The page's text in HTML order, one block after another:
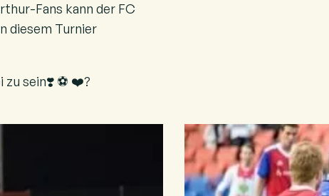
Fans kann der FC
diesem Turnier
zu sein❣️ ⚽️ ❤️?